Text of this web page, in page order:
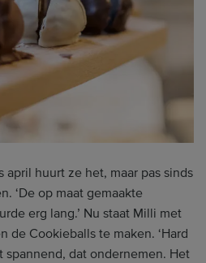
april huurt ze het, maar pas sinds
‘De op maat gemaakte
erg lang.’ Nu staat Milli met
de Cookieballs te maken. ‘Hard
dat ondernemen. Het